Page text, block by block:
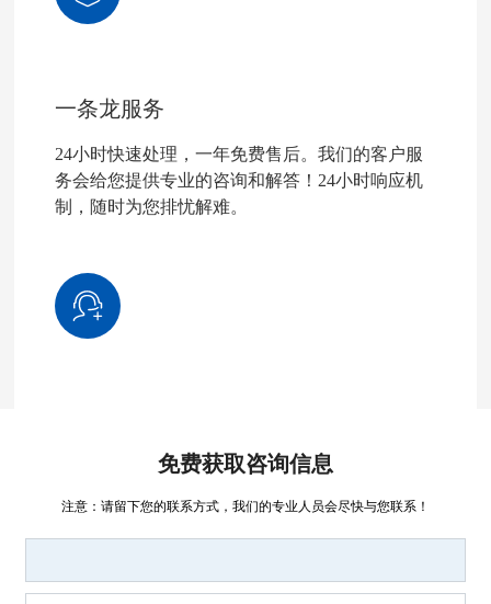
一条龙服务
24小时快速处理，一年免费售后。我们的客户服
务会给您提供专业的咨询和解答！24小时响应机
制，随时为您排忧解难。
免费获取咨询信息
注意：请留下您的联系方式，我们的专业人员会尽快与您联系！